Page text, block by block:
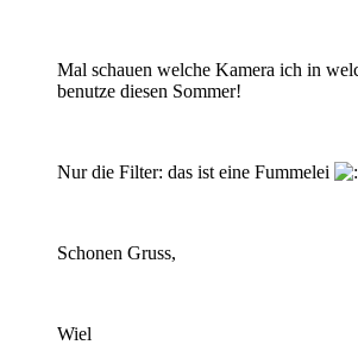
Mal schauen welche Kamera ich in
benutze diesen Sommer!
Nur die Filter: das ist eine Fummelei
Schonen Gruss,
Wiel